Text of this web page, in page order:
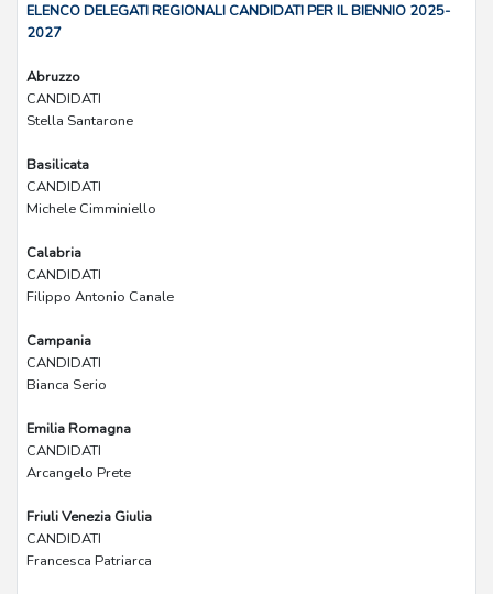
ELENCO DELEGATI REGIONALI CANDIDATI PER IL BIENNIO 2025-
2027
Abruzzo
CANDIDATI
Stella Santarone
Basilicata
CANDIDATI
Michele Cimminiello
Calabria
CANDIDATI
Filippo Antonio Canale
Campania
CANDIDATI
Bianca Serio
Emilia Romagna
CANDIDATI
Arcangelo Prete
Friuli Venezia Giulia
CANDIDATI
Francesca Patriarca